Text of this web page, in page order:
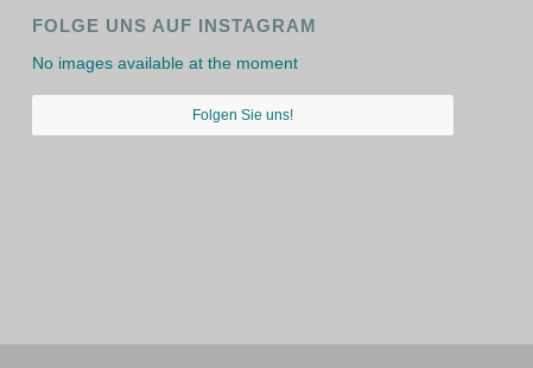
FOLGE UNS AUF INSTAGRAM
No images available at the moment
Folgen Sie uns!